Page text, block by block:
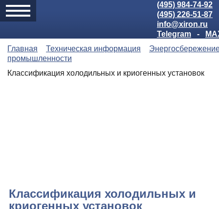
(495) 984-74-92
(495) 226-51-87
info@xiron.ru
Telegram
-
Главная
Техническая информация
промышленности
Классификация холодильных и криогенных установок
Классификация холодильных и
криогенных установок